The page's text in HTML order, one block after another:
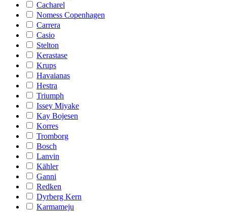
Cacharel
Nomess Copenhagen
Carrera
Casio
Stelton
Kerastase
Krups
Havaianas
Hestra
Triumph
Issey Miyake
Kay Bojesen
Korres
Tromborg
Bosch
Lanvin
Kähler
Ganni
Redken
Dyrberg Kern
Karmameju